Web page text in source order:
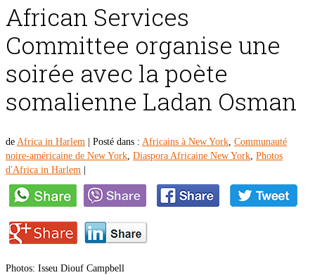
African Services
Committee organise une
soirée avec la poète
somalienne Ladan Osman
de Africa in Harlem Posté dans : Africains à New York, Communauté
noire-américaine de New York, Diaspora Africaine New York, Photos
d'Africa in Harlem
Photos: Isseu Diouf Campbell